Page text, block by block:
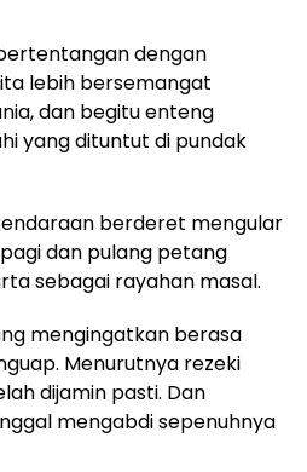
dengan
lebih bersemangat
dan begitu enteng
yang dituntut di pundak
berderet mengular
dan pulang petang
sebagai rayahan masal.
mengingatkan berasa
Menurutnya rezeki
dijamin pasti. Dan
mengabdi sepenuhnya